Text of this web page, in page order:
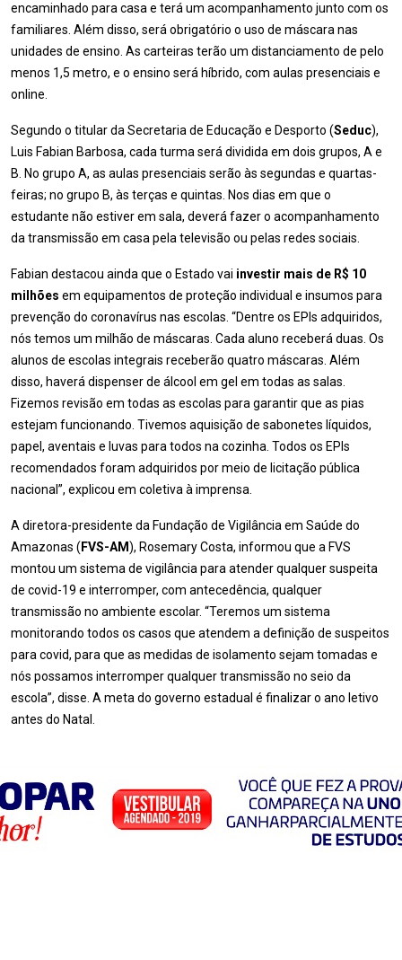
encaminhado para casa e terá um acompanhamento junto com os
familiares. Além disso, será obrigatório o uso de máscara nas
unidades de ensino. As carteiras terão um distanciamento de pelo
menos 1,5 metro, e o ensino será híbrido, com aulas presenciais e
online.
Segundo o titular da Secretaria de Educação e Desporto (Seduc),
Luis Fabian Barbosa, cada turma será dividida em dois grupos, A e
B. No grupo A, as aulas presenciais serão às segundas e quartas-
feiras; no grupo B, às terças e quintas. Nos dias em que o
estudante não estiver em sala, deverá fazer o acompanhamento
da transmissão em casa pela televisão ou pelas redes sociais.
Fabian destacou ainda que o Estado vai investir mais de R$ 10
milhões em equipamentos de proteção individual e insumos para
prevenção do coronavírus nas escolas. “Dentre os EPIs adquiridos,
nós temos um milhão de máscaras. Cada aluno receberá duas. Os
alunos de escolas integrais receberão quatro máscaras. Além
disso, haverá dispenser de álcool em gel em todas as salas.
Fizemos revisão em todas as escolas para garantir que as pias
estejam funcionando. Tivemos aquisição de sabonetes líquidos,
papel, aventais e luvas para todos na cozinha. Todos os EPIs
recomendados foram adquiridos por meio de licitação pública
nacional”, explicou em coletiva à imprensa.
A diretora-presidente da Fundação de Vigilância em Saúde do
Amazonas ( FVS-AM), Rosemary Costa, informou que a FVS
montou um sistema de vigilância para atender qualquer suspeita
de covid-19 e interromper, com antecedência, qualquer
transmissão no ambiente escolar. “Teremos um sistema
monitorando todos os casos que atendem a definição de suspeitos
para covid, para que as medidas de isolamento sejam tomadas e
nós possamos interromper qualquer transmissão no seio da
escola”, disse. A meta do governo estadual é finalizar o ano letivo
antes do Natal.